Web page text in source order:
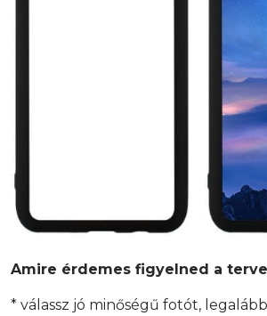
Amire érdemes figyelned a
* válassz jó minőségű fotót, legalább